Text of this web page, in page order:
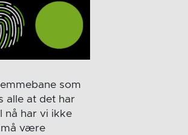
som
alle at det har
nå har vi ikke
må være